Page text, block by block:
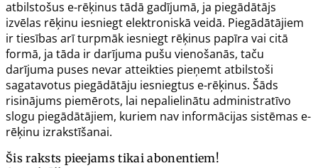
atbilstošus e-rēķinus tādā gadījumā, ja piegādātājs
izvēlas rēķinu iesniegt elektroniskā veidā. Piegādātājiem
ir tiesības arī turpmāk iesniegt rēķinus papīra vai citā
formā, ja tāda ir darījuma pušu vienošanās, taču
darījuma puses nevar atteikties pieņemt atbilstoši
sagatavotus piegādātāju iesniegtus e-rēķinus. Šāds
risinājums piemērots, lai nepalielinātu administratīvo
slogu piegādātājiem, kuriem nav informācijas sistēmas e-
rēķinu izrakstīšanai.
Šis raksts pieejams tikai abonentiem!